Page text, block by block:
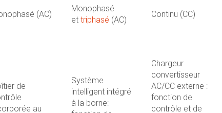
(AC)
Monophasé
et triphasé (AC)
Continu (CC)
de
au
Système
intelligent intégré
à la borne:
Chargeur
convertisseur
AC/CC externe :
fonction de
contrôle et de